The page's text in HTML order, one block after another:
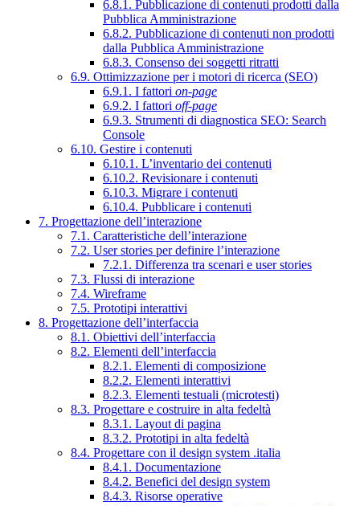
6.8.1. Pubblicazione di contenuti prodotti dalla
Pubblica Amministrazione
6.8.2. Pubblicazione di contenuti non prodotti
dalla Pubblica Amministrazione
6.8.3. Consenso dei soggetti ritratti
6.9. Ottimizzazione per i motori di ricerca (SEO)
6.9.1. I fattori on-page
6.9.2. I fattori off-page
6.9.3. Strumenti di diagnostica SEO: Search
Console
6.10. Gestire i contenuti
6.10.1. L’inventario dei contenuti
6.10.2. Revisionare i contenuti
6.10.3. Migrare i contenuti
6.10.4. Pubblicare i contenuti
7. Progettazione dell’interazione
7.1. Caratteristiche dell’interazione
7.2. User stories per definire l’interazione
7.2.1. Differenza tra scenari e user stories
7.3. Flussi di interazione
7.4. Wireframe
7.5. Prototipi interattivi
8. Progettazione dell’interfaccia
8.1. Obiettivi dell’interfaccia
8.2. Elementi dell’interfaccia
8.2.1. Elementi di composizione
8.2.2. Elementi interattivi
8.2.3. Elementi testuali (microtesti)
8.3. Progettare e costruire in alta fedeltà
8.3.1. Layout di pagina
8.3.2. Prototipi in alta fedeltà
8.4. Progettare con il design system .italia
8.4.1. Documentazione
8.4.2. Benefici del design system
8.4.3. Risorse operative